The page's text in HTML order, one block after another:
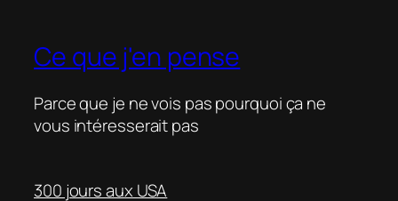
Ce que j'en pense
Parce que je ne vois pas pourquoi ça ne
vous intéresserait pas
300 jours aux USA